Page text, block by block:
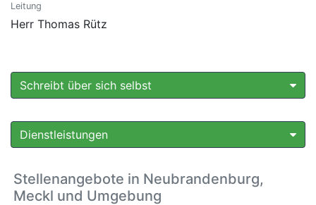
Leitung
Herr Thomas Rütz
Schreibt über sich selbst
Dienstleistungen
Stellenangebote in Neubrandenburg,
Meckl und Umgebung